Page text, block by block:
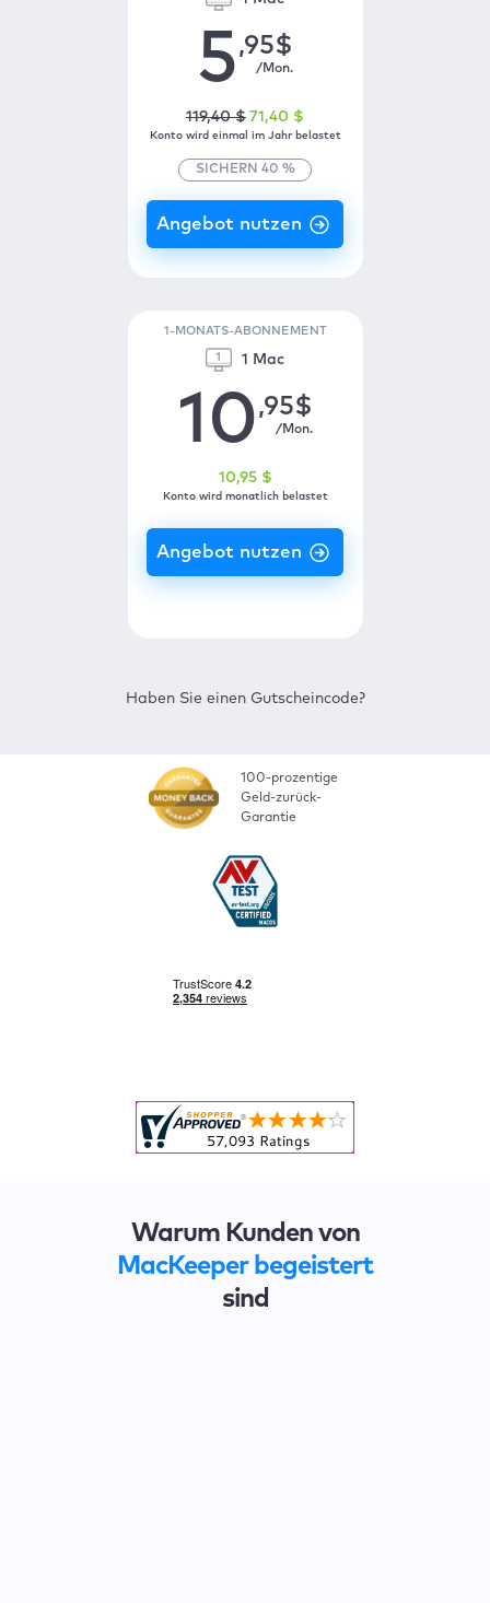
5,95$
/Mon.
119,40 $ 71 ,40 $
Konto wird einmal im Jahr belastet
SICHERN 40 %
1-MONATS-ABONNEMENT
1 Mac
10,95$
/Mon.
10,95 $
Konto wird monatlich belastet
Haben Sie einen Gutscheincode?
100-prozentige
Geld-zurück-
Garantie
Warum Kunden von
MacKeeper begeistert
sind